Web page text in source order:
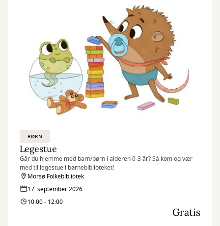
BØRN
Legestue
Går du hjemme med barn/børn i alderen 0-3 år? Så kom og vær
med til legestue i børnebiblioteket!
Morsø Folkebibliotek
17. september 2026
10:00 - 12:00
Gratis